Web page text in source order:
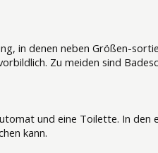
in denen neben Größen-
Zu meiden sind
und eine Toilette. In den
kann.